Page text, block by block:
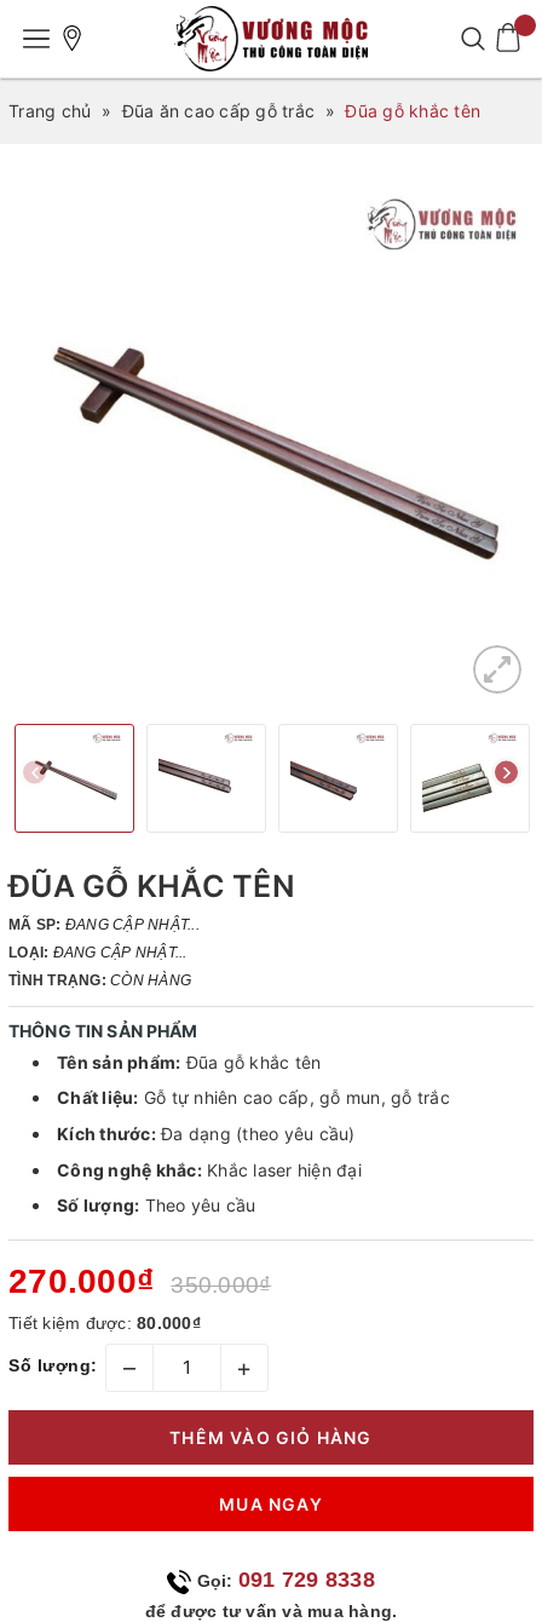
Trang chủ » Đũa ăn cao cấp gỗ trắc » Đũa gỗ khắc tên
ĐŨA GỖ KHẮC TÊN
MÃ SP: ĐANG CẬP NHẬT...
LOẠI: ĐANG CẬP NHẬT...
TÌNH TRẠNG: CÒN HÀNG
THÔNG TIN SẢN PHẨM
Tên sản phẩm: Đũa gỗ khắc tên
Chất liệu: Gỗ tự nhiên cao cấp, gỗ mun, gỗ trắc
Kích thước:Đa dạng (theo yêu cầu)
Công nghệ khắc:Khắc laser hiện đại
Số lượng: Theo yêu cầu
270.000₫ 350.000₫
Tiết kiệm được: 80.000₫
Số lượng: – +
THÊM VÀO GIỎ HÀNG
MUA NGAY
Gọi: 091 729 8338
để được tư vấn và mua hàng.